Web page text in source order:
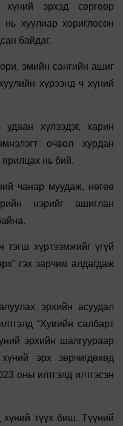
эрхэд сөргөөр
нь хуулиар хориглосон
байдаг.
эмийн сангийн ашиг
хүрээнд ч хүний
хүлээдэг, харин
очвол хурдан
ярилцах нь бий.
чанар муудаж, нөгөө
нэрийг ашиглан
тэгш хүртээмжийг үгүй
гэх зарчим алдагдаж
эрхийн асуудал
“Хувийн салбарт
эрхийн шалгуураар
эрх зөрчигдөхөд
оны илтгэлд илтгэсэн
түүх биш. Түүний